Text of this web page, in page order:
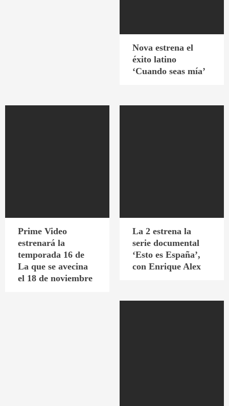
Nova estrena el
éxito latino
‘Cuando seas mía’
Prime Video
estrenará la
temporada 16 de
La que se avecina
el 18 de noviembre
La 2 estrena la
serie documental
‘Esto es España’,
con Enrique Alex